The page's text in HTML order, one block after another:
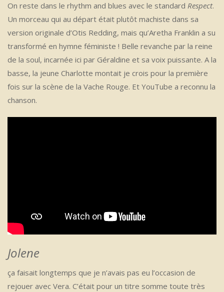
On reste dans le rhythm and blues avec le standard Respect.
Un morceau qui au départ était plutôt machiste dans sa
version originale d’Otis Redding, mais qu’Aretha Franklin a su
transformé en hymne féministe ! Belle revanche par la reine
de la soul, incarnée ici par Géraldine et sa voix puissante. A la
basse, la jeune Charlotte montait je crois pour la première
fois sur la scène de la Vache Rouge. Et YouTube a reconnu la
chanson.
Jolene
ça faisait longtemps que je n’avais pas eu l’occasion de
rejouer avec Vera. C’était pour un titre somme toute très